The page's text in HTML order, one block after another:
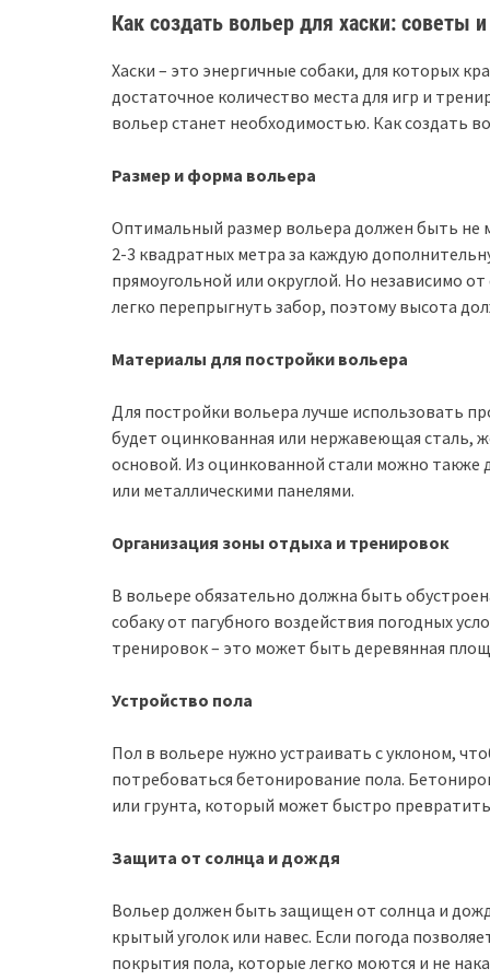
Как создать вольер для хаски: советы
Хаски – это энергичные собаки, для которых
достаточное количество места для игр и
вольер станет необходимостью. Как создать
Размер и форма вольера
Оптимальный размер вольера должен быть не
2-3 квадратных метра за каждую
прямоугольной или округлой. Но независимо
легко перепрыгнуть забор, поэтому высота
Материалы для постройки вольера
Для постройки вольера лучше использовать
будет оцинкованная или нержавеющая сталь,
основой. Из оцинкованной стали можно также
или металлическими панелями.
Организация зоны отдыха и тренировок
В вольере обязательно должна быть
собаку от пагубного воздействия погодных
тренировок – это может быть деревянная
Устройство пола
Пол в вольере нужно устраивать с уклоном,
потребоваться бетонирование пола.
или грунта, который может быстро
Защита от солнца и дождя
Вольер должен быть защищен от солнца и
крытый уголок или навес. Если погода
покрытия пола, которые легко моются и не